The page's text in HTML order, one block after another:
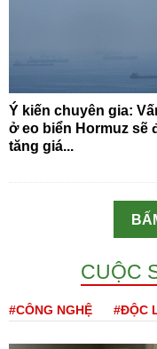
Ý kiến chuyên gia:
ở eo biển Hormuz sẽ
tăng giá...
CUỘC
#CÔNG NGHỆ #ĐỘC